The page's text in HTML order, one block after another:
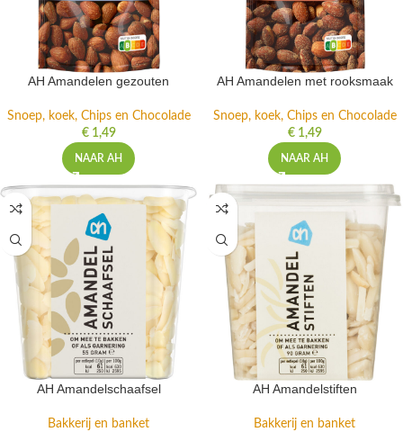
AH Amandelen gezouten
Snoep, koek, Chips en Chocolade
€1,49
NAAR AH
AH Amandelen met rooksmaak
Snoep, koek, Chips en Chocolade
€1,49
NAAR AH
AH Amandelschaafsel
Bakkerij en banket
AH Amandelstiften
Bakkerij en banket